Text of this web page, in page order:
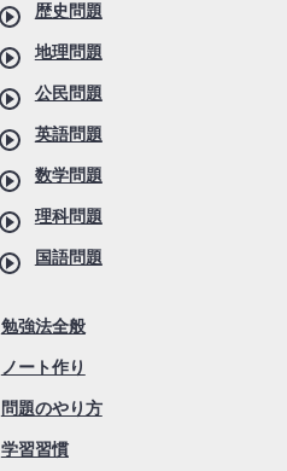
歴史問題
地理問題
公民問題
英語問題
数学問題
理科問題
国語問題
勉強法全般
ノート作り
問題のやり方
学習習慣